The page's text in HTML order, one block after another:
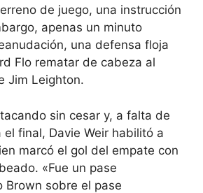
de juego, una instrucción
apenas un minuto
una defensa floja
Flo rematar de cabeza al
Jim Leighton.
sin cesar y, a falta de
el final, Davie Weir habilitó a
marcó el gol del empate con
«Fue un pase
Brown sobre el pase